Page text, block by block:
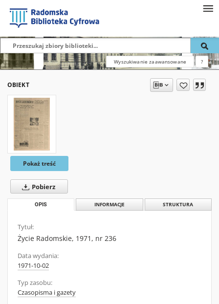
Wyszukiwanie zaawansowane ?
OBIEKT
Pokaż treść
Pobierz
OPIS INFORMACJE STRUKTURA
Tytuł:
Życie Radomskie, 1971, nr 236
Data wydania:
1971-10-02
Typ zasobu:
Czasopisma i gazety